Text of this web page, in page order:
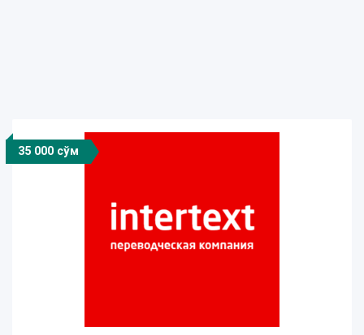
35 000 сўм